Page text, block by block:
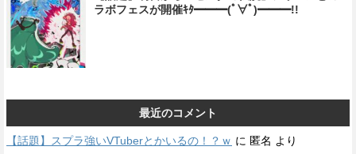
ラボフェスが開催ｷﾀ━━━(ﾟ∀ﾟ)━━━!!
最近のコメント
【話題】スプラ強いVTuberとかいるの！？ｗ に 匿名 より